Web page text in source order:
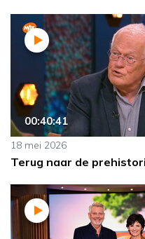
00:40:41
18 mei 2026
Terug naar de